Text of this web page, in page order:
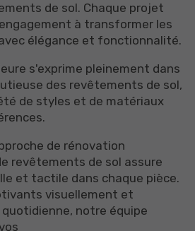
de sol. Chaque projet
à transformer les
élégance et fonctionnalité.
s'exprime pleinement dans
des revêtements de sol,
de styles et de matériaux
de rénovation
revêtements de sol assure
et tactile dans chaque pièce.
visuellement et
notre équipe